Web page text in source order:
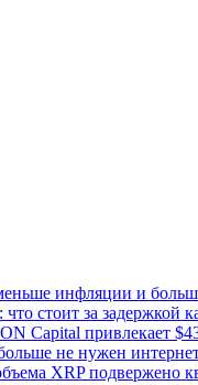
инфляции и
стоит за задержкой
Capital привлекает
не нужен
XRP подвержено